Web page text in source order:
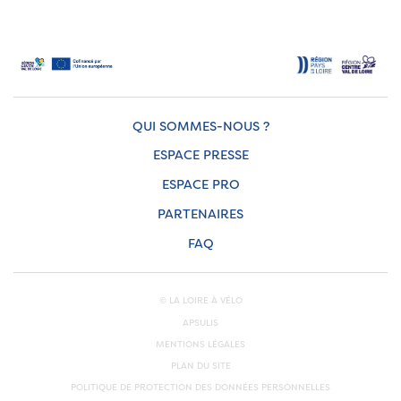
QUI SOMMES-NOUS ?
ESPACE PRESSE
ESPACE PRO
PARTENAIRES
FAQ
© LA LOIRE À VÉLO
APSULIS
MENTIONS LÉGALES
PLAN DU SITE
POLITIQUE DE PROTECTION DES DONNÉES PERSONNELLES